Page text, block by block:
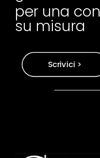
per una
su misura
Scrivici >